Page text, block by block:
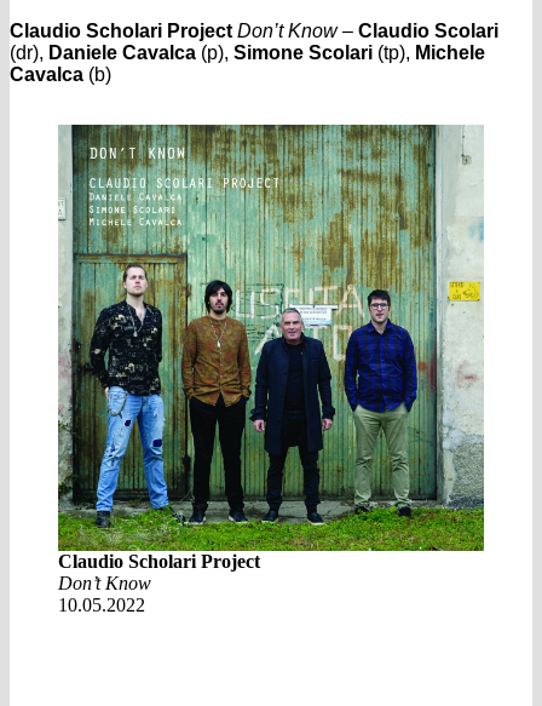
Claudio Scholari Project Don’t Know– Claudio Scolari
(dr), Daniele Cavalca (p), Simone Scolari (tp), Michele
Cavalca (b)
Claudio Scholari Project
Don’t Know
10.05.2022